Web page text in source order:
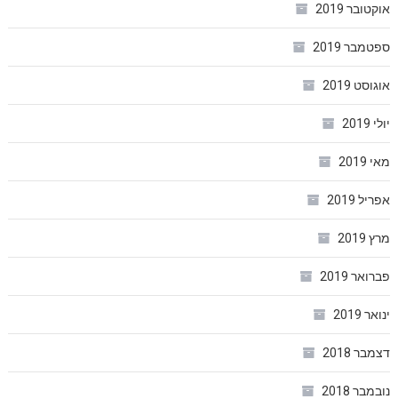
אוקטובר 2019
ספטמבר 2019
אוגוסט 2019
יולי 2019
מאי 2019
אפריל 2019
מרץ 2019
פברואר 2019
ינואר 2019
דצמבר 2018
נובמבר 2018